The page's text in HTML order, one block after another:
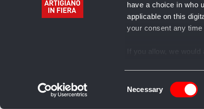
have a choice in who
applicable on this
your consent any
If you allow, we would
Identify your
Selection
Necessary
Home Alimentari Bevande